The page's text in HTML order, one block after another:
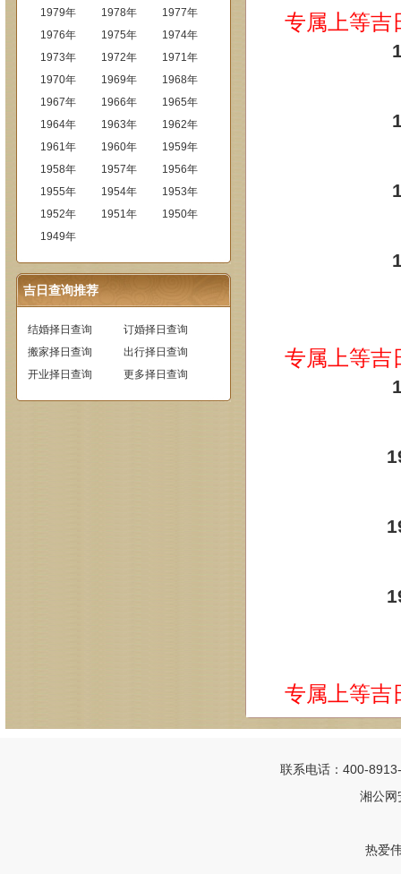
1979年
1978年
1977年
1976年
1975年
1974年
1973年
1972年
1971年
1970年
1969年
1968年
1967年
1966年
1965年
1964年
1963年
1962年
1961年
1960年
1959年
1958年
1957年
1956年
1955年
1954年
1953年
1952年
1951年
1950年
1949年
吉日查询推荐
结婚择日查询
订婚择日查询
搬家择日查询
出行择日查询
开业择日查询
更多择日查询
专属上等吉
专属上等吉
专属上等吉
联系电话：400-
湘公网
热爱